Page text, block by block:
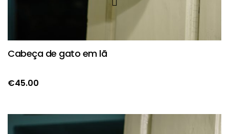
Cabeça de gato em lã
€45.00